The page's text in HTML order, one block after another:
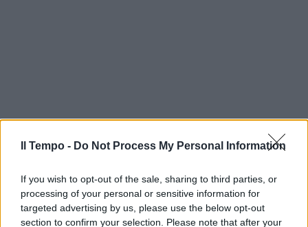
Il Tempo - Do Not Process My Personal Information
If you wish to opt-out of the sale, sharing to third parties, or
processing of your personal or sensitive information for
targeted advertising by us, please use the below opt-out
section to confirm your selection. Please note that after your